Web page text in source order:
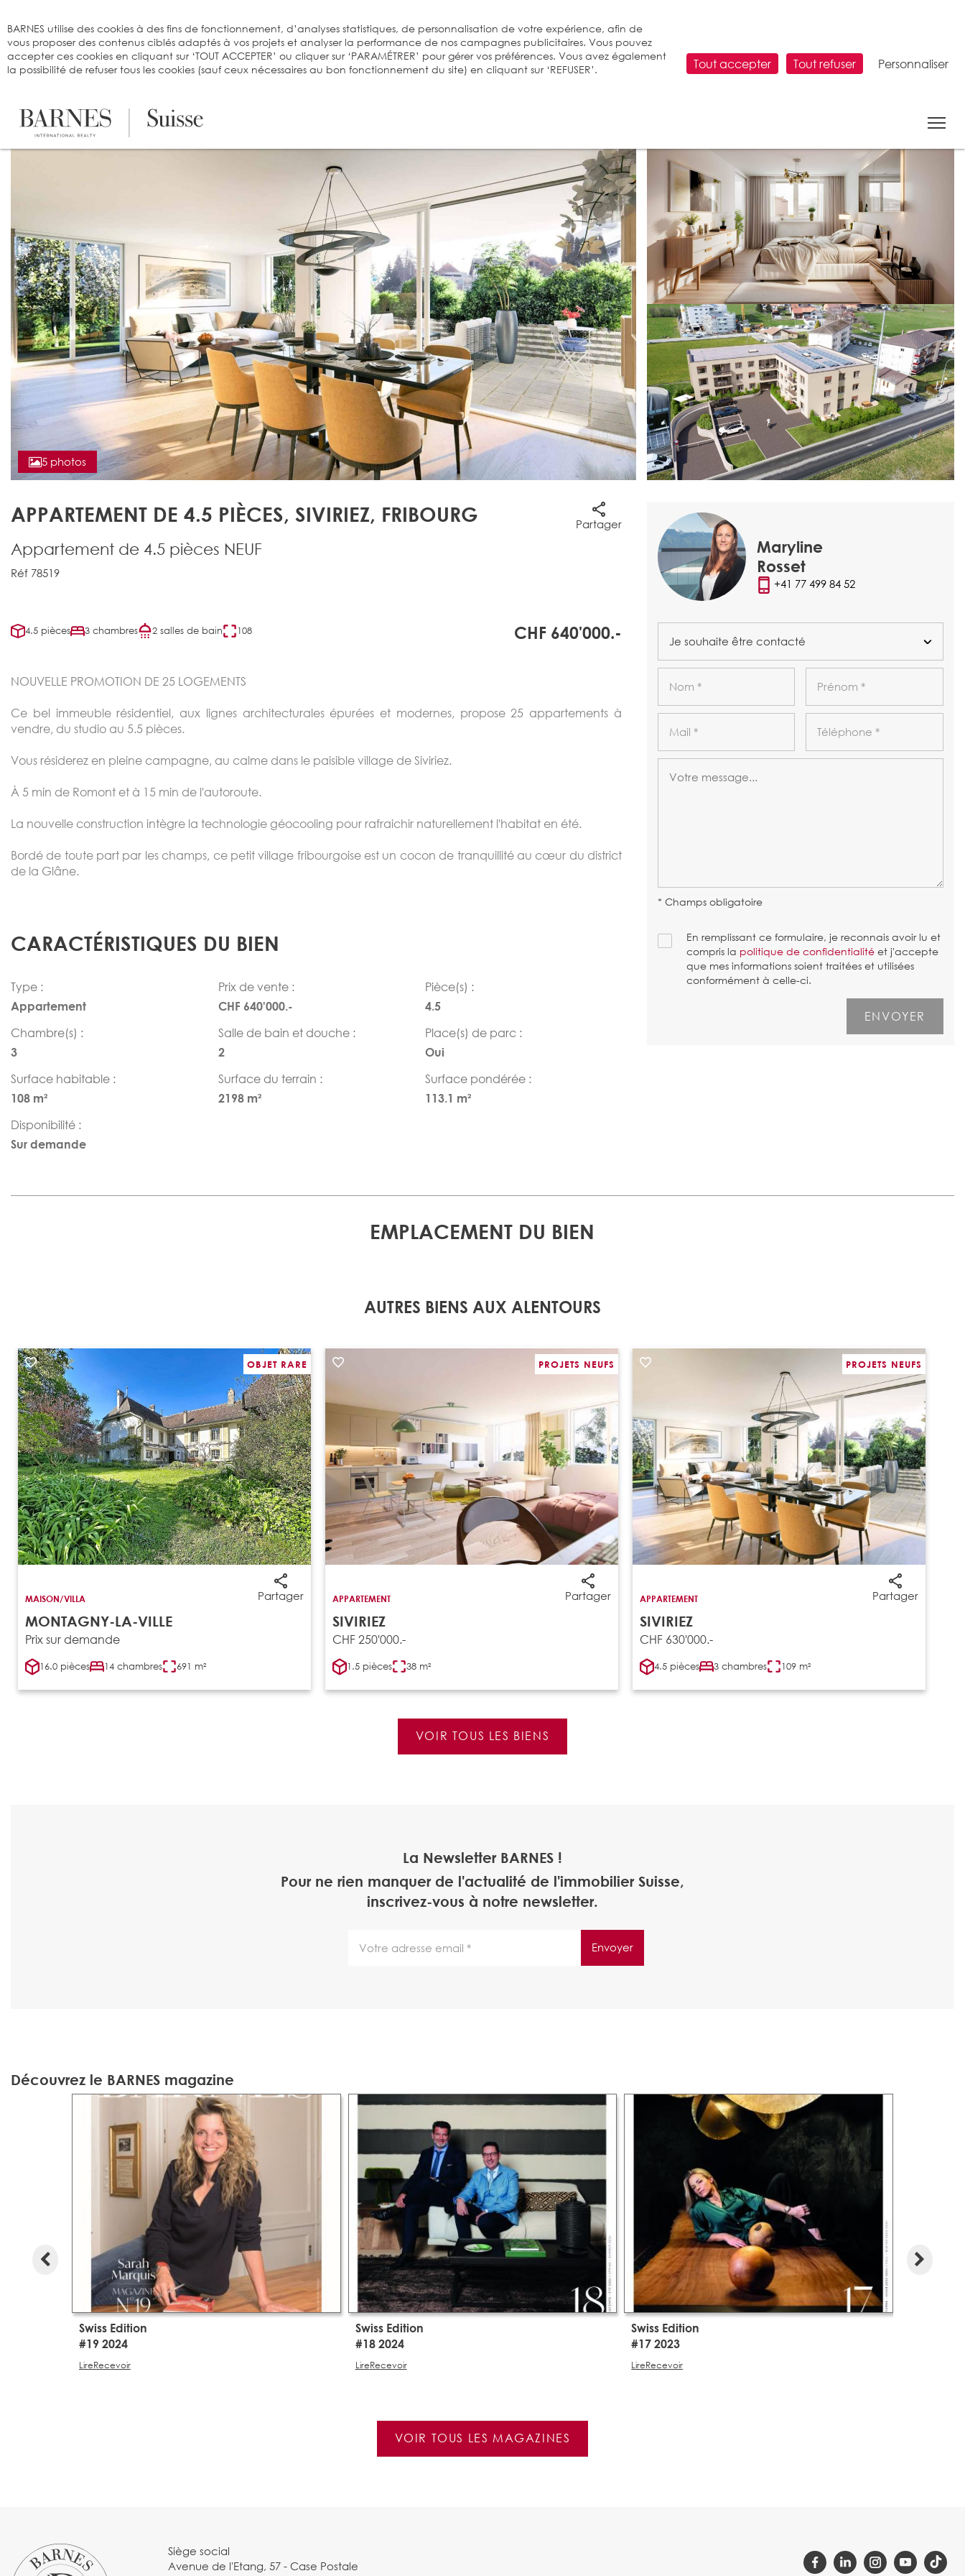
5 photos
APPARTEMENT DE 4.5 PIÈCES, SIVIRIEZ, FRIBOURG Partager
Appartement de 4.5 pièces NEUF
Réf 78519
4.5 pièces 3 chambres 2 salles de bain 108 CHF 640'000.-
NOUVELLE PROMOTION DE 25 LOGEMENTS
Ce bel immeuble résidentiel, aux lignes architecturales épurées et modernes, propose 25 appartements à
vendre, du studio au 5.5 pièces.
Vous résiderez en pleine campagne, au calme dans le paisible village de Siviriez.
À 5 min de Romont et à 15 min de l'autoroute.
La nouvelle construction intègre la technologie géocooling pour rafraichir naturellement l'habitat en été.
Bordé de toute part par les champs, ce petit village fribourgoise est un cocon de tranquillité au cœur du district
de la Glâne.
CARACTÉRISTIQUES DU BIEN
Type :
Appartement
Prix de vente :
CHF 640'000.-
Pièce(s) :
4.5
Chambre(s) :
3
Salle de bain et douche :
2
Place(s) de parc :
Oui
Surface habitable :
108 m²
Surface du terrain :
2198 m²
Surface pondérée :
113.1 m²
Disponibilité :
Sur demande
Maryline
Rosset
+41 77 499 84 52
* Champs obligatoire
En remplissant ce formulaire, je reconnais avoir lu et
compris la politique de confidentialitéet j'accepte
que mes informations soient traitées et utilisées
conformément à celle-ci.
EMPLACEMENT DU BIEN
AUTRES BIENS AUX ALENTOURS
OBJET RARE
Partager
MAISON/VILLA
MONTAGNY-LA-VILLE
Prix sur demande
16.0 pièces 14 chambres 691 m²
PROJETS NEUFS
Partager
APPARTEMENT
SIVIRIEZ
CHF 250'000.-
1.5 pièces 38 m²
PROJETS NEUFS
Partager
APPARTEMENT
SIVIRIEZ
CHF 630'000.-
4.5 pièces 3 chambres 109 m²
VOIR TOUS LES BIENS
La Newsletter BARNES !
Pour ne rien manquer de l'actualité de l'immobilier Suisse,
inscrivez-vous à notre newsletter.
Découvrez le BARNES magazine
Swiss Edition
#19 2024
LireRecevoir
Swiss Edition
#18 2024
LireRecevoir
Swiss Edition
#17 2023
LireRecevoir
VOIR TOUS LES MAGAZINES
Siège social
Avenue de l'Etang, 57 - Case Postale
BARNES utilise des cookies à des fins de fonctionnement, d’analyses statistiques, de personnalisation de votre expérience, afin de
vous proposer des contenus ciblés adaptés à vos projets et analyser la performance de nos campagnes publicitaires. Vous pouvez
accepter ces cookies en cliquant sur ‘TOUT ACCEPTER’ ou cliquer sur ‘PARAMÉTRER’ pour gérer vos préférences. Vous avez également
la possibilité de refuser tous les cookies (sauf ceux nécessaires au bon fonctionnement du site) en cliquant sur ‘REFUSER’.
Tout accepter Tout refuser Personnaliser